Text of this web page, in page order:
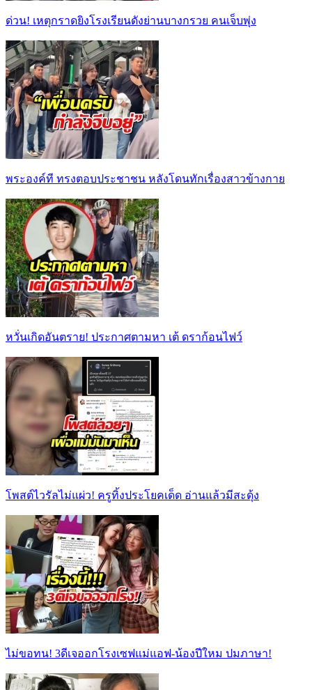
ด่วน! เหตุกราดยิงโรงเรียนดังย่านบางกรวย คนเจ็บพุ่ง
พระองค์ที ทรงตอบประชาชน หลังโดนทักเรื่องสาวข้างกาย
หวั่นเกิดอันตราย! ประกาศตามหา เต้ ดราก้อนไฟว์
โพสต์ไวรัลไม่แผ่ว! ครูทิ้งประโยคเด็ด อ่านแล้วมีสะดุ้ง
ไม่ขอทน! 3ดีเจออกโรงเซฟแม่แอฟ-น้องปีใหม ปมภาษา!